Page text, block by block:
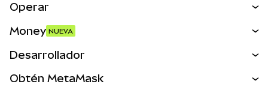
Operar
Activos del mundo real
Money NUEVA
Desarrollador
Obtén MetaMask